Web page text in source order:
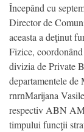
Începând cu
Director de
aceasta a deţinut
Fizice,
divizia de Private
departamentele
rnrnMarijana
respectiv ABN
timpului funcţii